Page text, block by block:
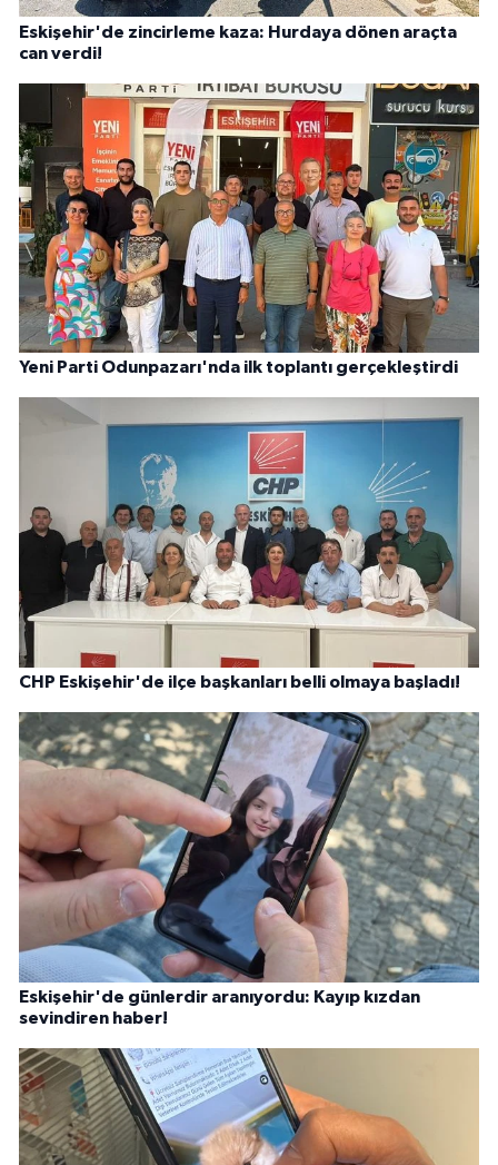
Eskişehir'de zincirleme kaza: Hurdaya dönen araçta
can verdi!
Yeni Parti Odunpazarı'nda ilk toplantı gerçekleştirdi
CHP Eskişehir'de ilçe başkanları belli olmaya başladı!
Eskişehir'de günlerdir aranıyordu: Kayıp kızdan
sevindiren haber!